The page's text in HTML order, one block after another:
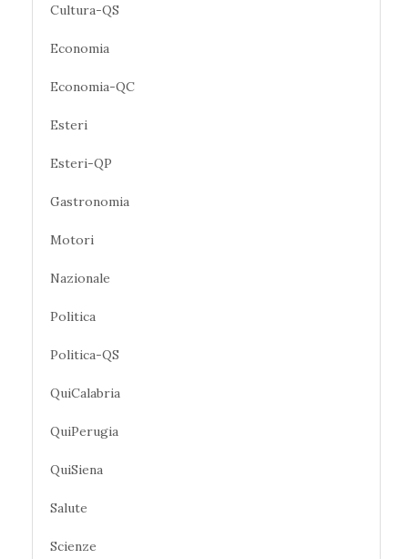
Cultura-QS
Economia
Economia-QC
Esteri
Esteri-QP
Gastronomia
Motori
Nazionale
Politica
Politica-QS
QuiCalabria
QuiPerugia
QuiSiena
Salute
Scienze